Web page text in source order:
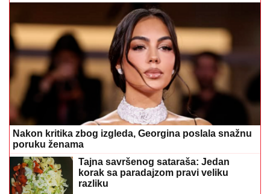
Nakon kritika zbog izgleda, Georgina poslala snažnu
poruku ženama
Tajna savršenog sataraša: Jedan
korak sa paradajzom pravi veliku
razliku